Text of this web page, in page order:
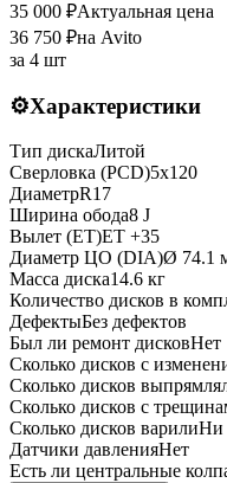
35 000 ₽Актуальная цена
36 750 ₽на Avito
за 4 шт
⚙️Характеристики
Тип дискаЛитой
Сверловка (PCD)5x120
ДиаметрR17
Ширина обода8 J
Вылет (ET)ET +35
Диаметр ЦО (DIA)Ø 74.1
Масса диска14.6 кг
Количество дисков в
ДефектыБез дефектов
Был ли ремонт дисковНет
Сколько дисков с
Сколько дисков
Сколько дисков с
Сколько дисков варилиНи
Датчики давленияНет
Есть ли центральные